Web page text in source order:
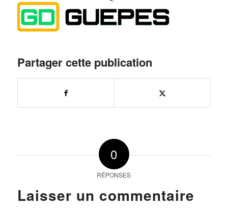
Partager cette publication
0
RÉPONSES
Laisser un commentaire